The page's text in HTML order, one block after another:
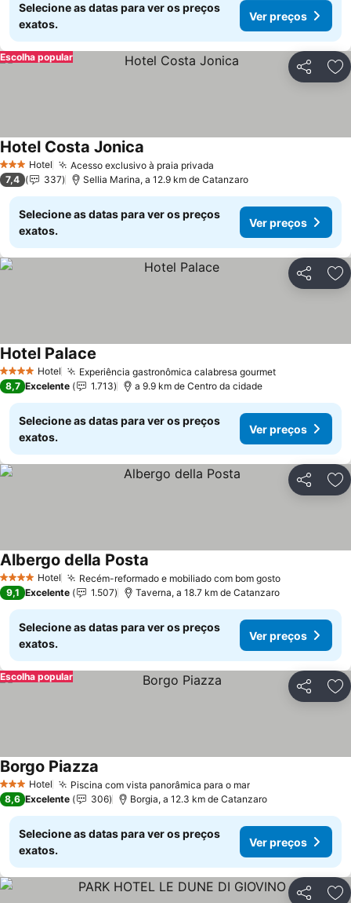
Selecione as datas para ver os preços
exatos.
Ver preços
Partilhar
Escolha popular
3 EstrelasHotel Acesso exclusivo à praia privada
Hotel Costa Jonica
7,4 337 Sellia Marina, a 12.9 km de Catanzaro
Selecione as datas para ver os preços
exatos.
Ver preços
Partilhar
4 EstrelasHotel Experiência gastronômica calabresa gourmetVer preços
Hotel Palace
8,7 Excelente 1.713 a 9.9 km de Centro da cidade
Selecione as datas para ver os preços
exatos.
Ver preços
Partilhar
4 EstrelasHotel Recém-reformado e mobiliado com bom gostoVer preços
Albergo della Posta
9,1 Excelente 1.507 Taverna, a 18.7 km de Catanzaro
Selecione as datas para ver os preços
exatos.
Ver preços
Partilhar
Escolha popular
3 EstrelasHotel Piscina com vista panorâmica para o marVer preços
Borgo Piazza
8,6 Excelente 306 Borgia, a 12.3 km de Catanzaro
Selecione as datas para ver os preços
exatos.
Ver preços
Partilhar